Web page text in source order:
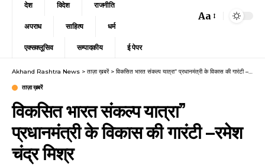
देश विदेश राजनीति
अपराध साहित्य धर्म
एक्सक्लूसिव सम्पादकीय ई पेपर
Font
Aa
Akhand Rashtra News > ताज़ा ख़बरें> विकसित भारत संकल्प यात्रा” प्रधानमंत्री के विकास की गारंटी –रमेश चंद्र मिश्र
ताज़ा ख़बरें
विकसित भारत संकल्प यात्रा”
प्रधानमंत्री के विकास की गारंटी –रमेश
चंद्र मिश्र